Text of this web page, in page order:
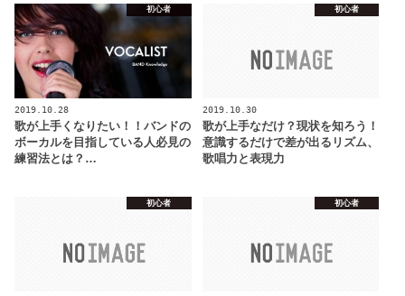
初心者
2019.10.28
歌が上手くなりたい！！バンドの
ボーカルを目指している人必見の
練習法とは？…
初心者
2019.10.30
歌が上手なだけ？現状を知ろう！
意識するだけで差が出るリズム、
歌唱力と表現力
初心者 初心者